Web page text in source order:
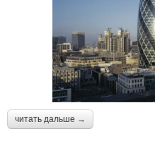
читать дальше →